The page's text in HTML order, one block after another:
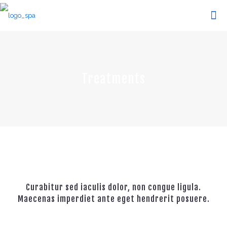
Curabitur sed iaculis dolor, non congue ligula.
Maecenas imperdiet ante eget hendrerit posuere.